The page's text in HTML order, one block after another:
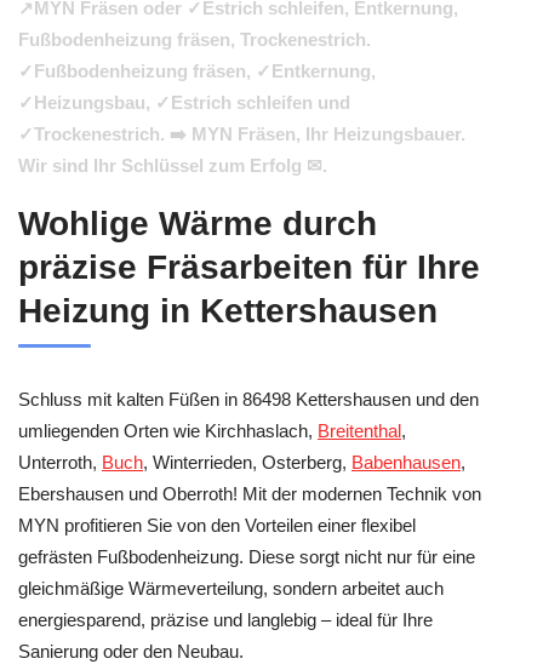
↗️MYN Fräsen oder ✓Estrich schleifen, Entkernung,
Fußbodenheizung fräsen, Trockenestrich.
✓Fußbodenheizung fräsen, ✓Entkernung,
✓Heizungsbau, ✓Estrich schleifen und
✓Trockenestrich. ➡️ MYN Fräsen, Ihr Heizungsbauer.
Wir sind Ihr Schlüssel zum Erfolg ✉.
Wohlige Wärme durch
präzise Fräsarbeiten für Ihre
Heizung in Kettershausen
Schluss mit kalten Füßen in 86498 Kettershausen und den
umliegenden Orten wie Kirchhaslach, Breitenthal,
Unterroth, Buch, Winterrieden, Osterberg, Babenhausen,
Ebershausen und Oberroth! Mit der modernen Technik von
MYN profitieren Sie von den Vorteilen einer flexibel
gefrästen Fußbodenheizung. Diese sorgt nicht nur für eine
gleichmäßige Wärmeverteilung, sondern arbeitet auch
energiesparend, präzise und langlebig – ideal für Ihre
Sanierung oder den Neubau.